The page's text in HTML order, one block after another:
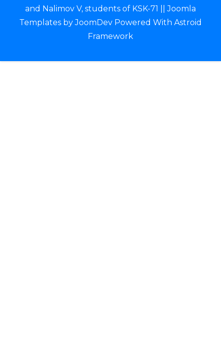
and Nalimov V, students of KSK-71 ||Joomla
Templates byJoomDev Powered With Astroid
Framework